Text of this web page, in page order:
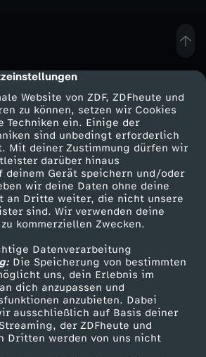
Website von ZDF, ZDFheute und
zu können, setzen wir Cookies
Techniken ein. Einige der
sind unbedingt erforderlich
Mit deiner Zustimmung dürfen wir
darüber hinaus
deinem Gerät speichern und/oder
wir deine Daten ohne deine
an Dritte weiter, die nicht unsere
sind. Wir verwenden deine
kommerziellen Zwecken.
Datenverarbeitung
Die Speicherung von bestimmten
uns, dein Erlebnis im
dich anzupassen und
anzubieten. Dabei
ausschließlich auf Basis deiner
der ZDFheute und
Dritten werden von uns nicht
Service
ZDFmitreden
Kontakt zum ZDF
Tickets
Zuschauerservice
Hilfe